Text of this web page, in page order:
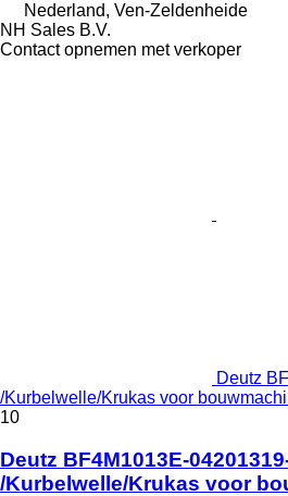
Nederland, Ven-Zeldenheide
NH Sales B.V.
Contact opnemen met verkoper
Deutz
/Kurbelwelle/Krukas voor
10
Deutz BF4M1013E-
/Kurbelwelle/Krukas voor